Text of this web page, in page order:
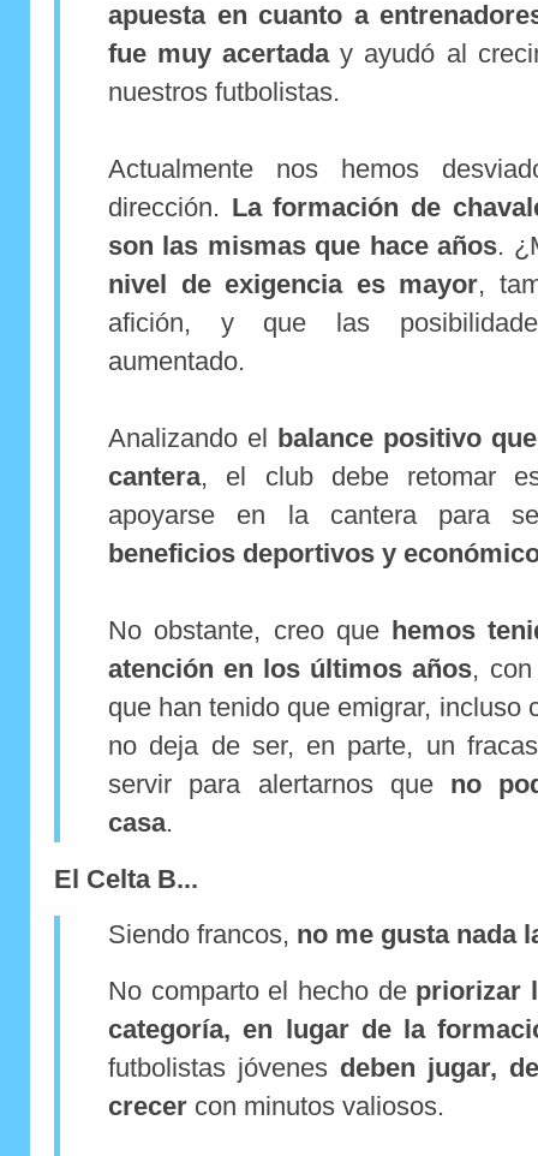
apuesta en cuanto a
fue muy acertaday ayudó al
nuestros futbolistas.
Actualmente nos hemos
dirección. La formación de
son las mismas que hace años.
nivel de exigencia es mayor,
afición, y que las
aumentado.
Analizando el
balance positivo
cantera, el club debe retomar
apoyarse en la cantera para
beneficios deportivos y
No obstante, creo que hemos
atención en los últimos años,
que han tenido que emigrar, incluso
no deja de ser, en parte, un
servir para alertarnos que no
casa.
El Celta B...
Siendo francos, no me gusta nada
No comparto el hecho de priorizar
categoría, en lugar de la
futbolistas jóvenes deben jugar,
crecer con minutos valiosos.